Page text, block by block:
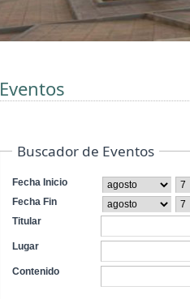
Eventos
Buscador de Eventos
Fecha Inicio
Fecha Fin
Titular
Lugar
Contenido